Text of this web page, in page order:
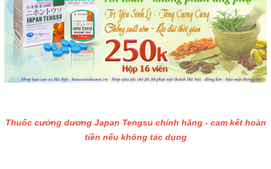
Thuốc cường dương Japan Tengsu chính hãng - cam kết hoàn
tiền nếu không tác dụng